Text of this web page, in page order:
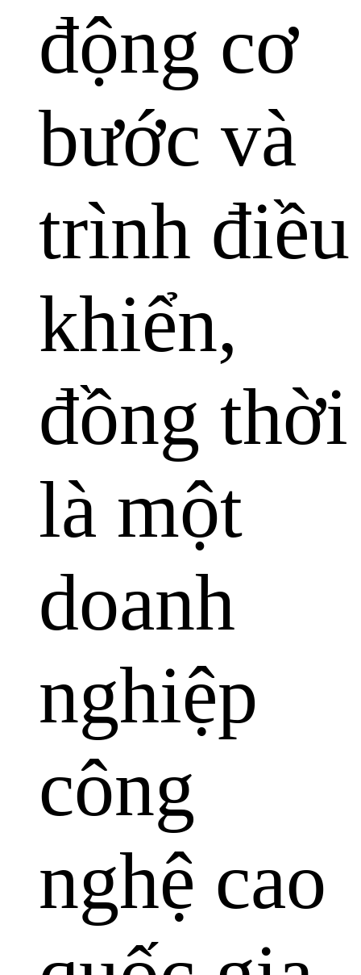
động cơ
bước và
trình điều
khiển,
đồng thời
là một
doanh
nghiệp
công
nghệ cao